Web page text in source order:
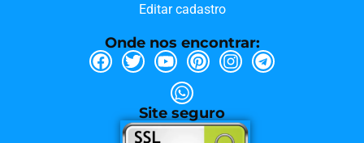
Editar cadastro
Onde nos encontrar:
Site seguro